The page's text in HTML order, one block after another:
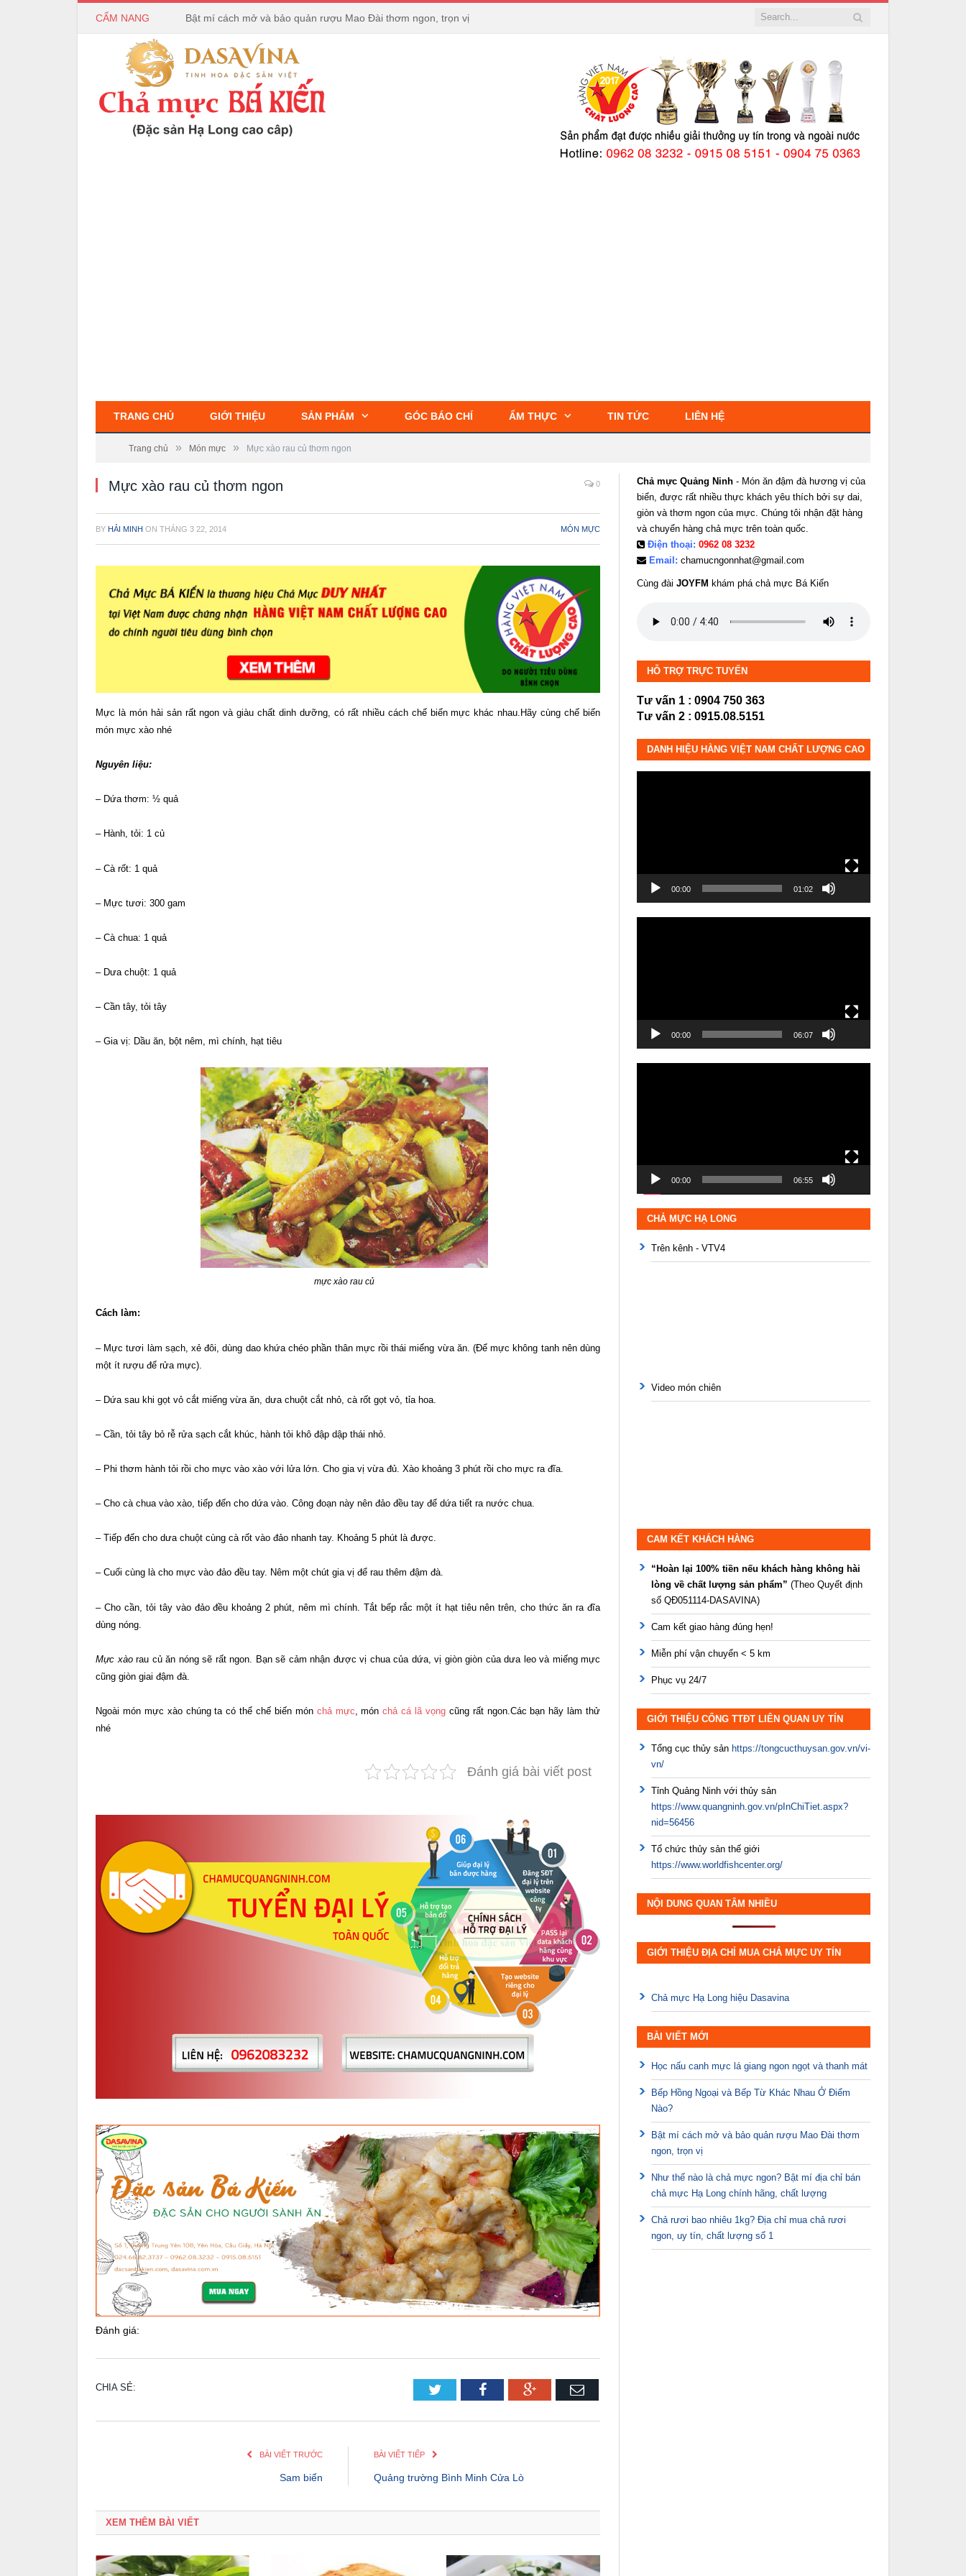
CẨM NANG Bật mí cách mở và bảo quản rượu Mao Đài thơm ngon, trọn vị
TRANG CHỦ GIỚI THIỆU SẢN PHẨM GÓC BÁO CHÍ ẨM THỰC TIN TỨC LIÊN HỆ
Trang chủ » Món mực » Mực xào rau củ thơm ngon
Mực xào rau củ thơm ngon 0
BY HẢI MINH ON THÁNG 3 22, 2014 MÓN MỰC
Mực là món hải sản rất ngon và giàu chất dinh dưỡng, có rất nhiều cách chế biến mực khác nhau.Hãy cùng chế biến
món mực xào nhé
Nguyên liệu:
– Dứa thơm: ½ quả
– Hành, tỏi: 1 củ
– Cà rốt: 1 quả
– Mực tươi: 300 gam
– Cà chua: 1 quả
– Dưa chuột: 1 quả
– Cần tây, tỏi tây
– Gia vị: Dầu ăn, bột nêm, mì chính, hạt tiêu
mực xào rau củ
Cách làm:
– Mực tươi làm sạch, xẻ đôi, dùng dao khứa chéo phần thân mực rồi thái miếng vừa ăn. (Để mực không tanh nên dùng
một ít rượu để rửa mực).
– Dứa sau khi gọt vỏ cắt miếng vừa ăn, dưa chuột cắt nhỏ, cà rốt gọt vỏ, tỉa hoa.
– Cần, tỏi tây bỏ rễ rửa sạch cắt khúc, hành tỏi khô đập dập thái nhỏ.
– Phi thơm hành tỏi rồi cho mực vào xào với lửa lớn. Cho gia vị vừa đủ. Xào khoảng 3 phút rồi cho mực ra đĩa.
– Cho cà chua vào xào, tiếp đến cho dứa vào. Công đoạn này nên đảo đều tay để dứa tiết ra nước chua.
– Tiếp đến cho dưa chuột cùng cà rốt vào đảo nhanh tay. Khoảng 5 phút là được.
– Cuối cùng là cho mực vào đảo đều tay. Nêm một chút gia vị để rau thêm đậm đà.
– Cho cần, tỏi tây vào đảo đều khoảng 2 phút, nêm mì chính. Tắt bếp rắc một ít hạt tiêu nên trên, cho thức ăn ra đĩa
dùng nóng.
Mực xàorau củ ăn nóng sẽ rất ngon. Bạn sẽ cảm nhận được vị chua của dứa, vị giòn giòn của dưa leo và miếng mực
cũng giòn giai đậm đà.
Ngoài món mực xào chúng ta có thể chế biến món chả mực , mónchả cá lã vọngcũng rất ngon.Các bạn hãy làm thử
nhé
Đánh giá bài viết post
Đánh giá:
CHIA SẺ: Twitter FacebookGoogle+Email
BÀI VIẾT TRƯỚC
Sam biển
BÀI VIẾT TIẾP
Quảng trường Bình Minh Cửa Lò
XEM THÊM BÀI VIẾT
Chả mực Quảng Ninh - Món ăn đậm đà hương vị của
biển, được rất nhiều thực khách yêu thích bởi sự dai,
giòn và thơm ngon của mực. Chúng tôi nhận đặt hàng
và chuyển hàng chả mực trên toàn quốc.
Điện thoại: 0962 08 3232
Email: chamucngonnhat@gmail.com
Cùng đài JOYFM khám phá chả mực Bá Kiến
HỖ TRỢ TRỰC TUYẾN
Tư vấn 1 : 0904 750 363
Tư vấn 2 : 0915.08.5151
DANH HIỆU HÀNG VIỆT NAM CHẤT LƯỢNG CAO
00:00 01:02
00:00 06:07
00:00 06:55
CHẢ MỰC HẠ LONG
Trên kênh - VTV4
Video món chiên
CAM KẾT KHÁCH HÀNG
“Hoàn lại 100% tiền nếu khách hàng không hài
lòng về chất lượng sản phẩm” (Theo Quyết định
số QĐ051114-DASAVINA)
Cam kết giao hàng đúng hẹn!
Miễn phí vận chuyển < 5 km
Phục vụ 24/7
GIỚI THIỆU CỔNG TTĐT LIÊN QUAN UY TÍN
Tổng cục thủy sản https://tongcucthuysan.gov.vn/vi-
vn/
Tỉnh Quảng Ninh với thủy sản
https://www.quangninh.gov.vn/pInChiTiet.aspx?
nid=56456
Tổ chức thủy sản thế giới
https://www.worldfishcenter.org/
NỘI DUNG QUAN TÂM NHIỀU
GIỚI THIỆU ĐỊA CHỈ MUA CHẢ MỰC UY TÍN
Chả mực Hạ Long hiệu Dasavina
BÀI VIẾT MỚI
Học nấu canh mực lá giang ngon ngọt và thanh mát
Bếp Hồng Ngoại và Bếp Từ Khác Nhau Ở Điểm
Nào?
Bật mí cách mở và bảo quản rượu Mao Đài thơm
ngon, trọn vị
Như thế nào là chả mực ngon? Bật mí địa chỉ bán
chả mực Hạ Long chính hãng, chất lượng
Chả rươi bao nhiêu 1kg? Địa chỉ mua chả rươi
ngon, uy tín, chất lượng số 1